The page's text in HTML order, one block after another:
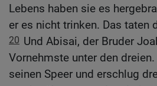
Lebens haben sie es
er es nicht trinken. Das taten
20 Und Abisai, der Bruder
Vornehmste unter den
seinen Speer und erschlug